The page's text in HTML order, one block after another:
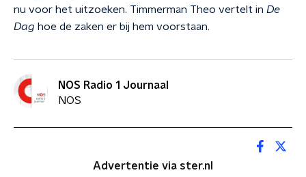
nu voor het uitzoeken. Timmerman Theo vertelt in De
Dag hoe de zaken er bij hem voorstaan.
NOS Radio 1 Journaal
NOS
Advertentie via ster.nl